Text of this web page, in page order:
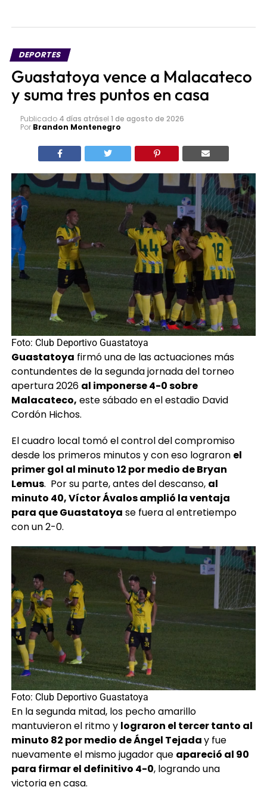
DEPORTES
Guastatoya vence a Malacateco
y suma tres puntos en casa
Publicado 4 días atrásel 1 de agosto de 2026
Por Brandon Montenegro
Foto: Club Deportivo Guastatoya
Guastatoya firmó una de las actuaciones más
contundentes de la segunda jornada del torneo
apertura 2026 al imponerse 4-0 sobre
Malacateco, este sábado en el estadio David
Cordón Hichos.
El cuadro local tomó el control del compromiso
desde los primeros minutos y con eso lograron el
primer gol al minuto 12 por medio de Bryan
Lemus. Por su parte, antes del descanso, al
minuto 40, Víctor Ávalos amplió la ventaja
para que Guastatoya se fuera al entretiempo
con un 2-0.
Foto: Club Deportivo Guastatoya
En la segunda mitad, los pecho amarillo
mantuvieron el ritmo y lograron el tercer tanto al
minuto 82 por medio de Ángel Tejaday fue
nuevamente el mismo jugador que apareció al 90
para firmar el definitivo 4-0, logrando una
victoria en casa.